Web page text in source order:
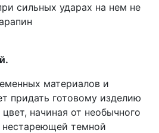
сильных ударах на нем не
материалов и
придать готовому изделию
начиная от необычного
нестареющей темной